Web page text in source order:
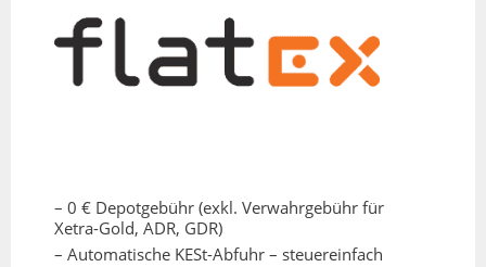
– 0 € Depotgebühr (exkl. Verwahrgebühr für
Xetra-Gold, ADR, GDR)
– Automatische KESt-Abfuhr – steuereinfach